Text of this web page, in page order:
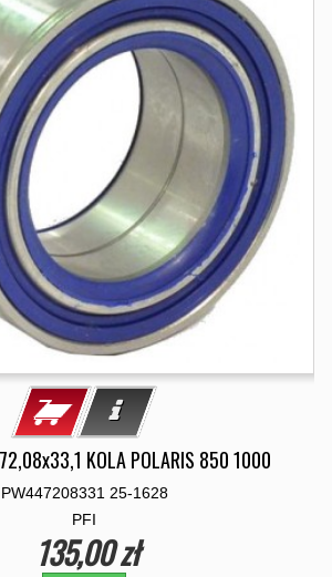
KOLA POLARIS 850 1000
PW447208331 25-1628
PFI
135,00 zł